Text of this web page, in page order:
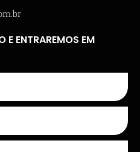
E ENTRAREMOS EM